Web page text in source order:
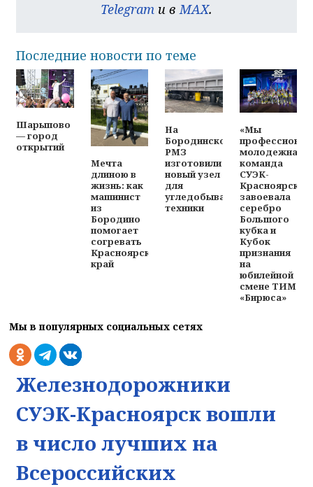
Telegram и вMAX.
Последние новости по теме
Шарыпово
— город
открытий
Мечта
длиною в
жизнь: как
машинист
из
Бородино
помогает
согревать
Красноярский
край
На
Бородинском
РМЗ
изготовили
новый узел
для
угледобывающей
техники
«Мы
молодежная
команда
СУЭК-
Красноярск
завоевала
серебро
Большого
кубка и
Кубок
признания
на
юбилейной
смене ТИМ
«Бирюса»
Мы в популярных социальных сетях
Железнодорожники
СУЭК-Красноярск вошли
в число лучших на
Всероссийских